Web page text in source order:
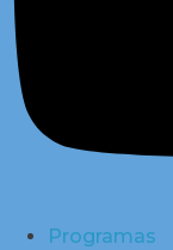
Programas